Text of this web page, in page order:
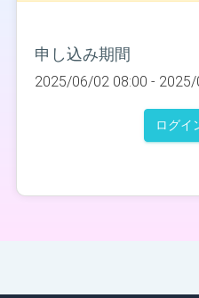
申し込み期間
2025/06/02 08:00 - 2025/
ログイ